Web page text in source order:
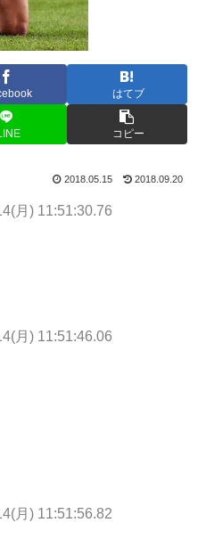
はてブ
コピー
2018.05.15 2018.09.20
月) 11:51:30.76
月) 11:51:46.06
月) 11:51:56.82